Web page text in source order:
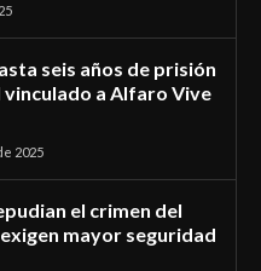
seis años de prisión
vinculado a Alfaro Vive
2025
el crimen del
mayor seguridad